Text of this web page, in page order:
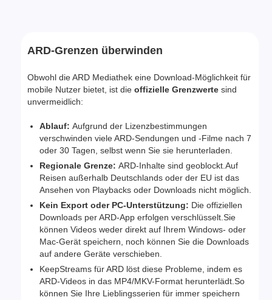
ARD-Grenzen überwinden
Obwohl die ARD Mediathek eine Download-Möglichkeit für
mobile Nutzer bietet, ist dieoffizielle Grenzwertesind
unvermeidlich:
Ablauf:Aufgrund der Lizenzbestimmungen
verschwinden viele ARD-Sendungen und -Filme nach 7
oder 30 Tagen, selbst wenn Sie sie herunterladen.
Regionale Grenze:ARD-Inhalte sind geoblockt.Auf
Reisen außerhalb Deutschlands oder der EU ist das
Ansehen von Playbacks oder Downloads nicht möglich.
Kein Export oder PC-Unterstützung: Die offiziellen
Downloads per ARD-App erfolgen verschlüsselt.Sie
können Videos weder direkt auf Ihrem Windows- oder
Mac-Gerät speichern, noch können Sie die Downloads
auf andere Geräte verschieben.
KeepStreams für ARD löst diese Probleme, indem es
ARD-Videos in das MP4/MKV-Format herunterlädt.So
können Sie Ihre Lieblingsserien für immer speichern